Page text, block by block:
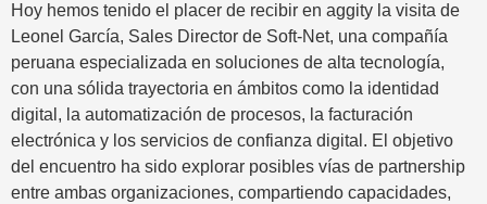
Hoy hemos tenido el placer de recibir en aggity la visita de
Leonel García, Sales Director de Soft-Net, una compañía
peruana especializada en soluciones de alta tecnología,
con una sólida trayectoria en ámbitos como la identidad
digital, la automatización de procesos, la facturación
electrónica y los servicios de confianza digital. El objetivo
del encuentro ha sido explorar posibles vías de partnership
entre ambas organizaciones, compartiendo capacidades,